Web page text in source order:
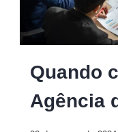
contratar
uma
Quando
Agência